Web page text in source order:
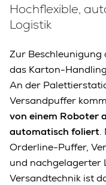
Hochflexible,
Logistik
Zur Beschleunigung
das Karton-
An der
Versandpuffer
von einem Roboter
automatisch foliert.
Orderline-Puffer,
und nachgelagerter
Versandtechnik ist